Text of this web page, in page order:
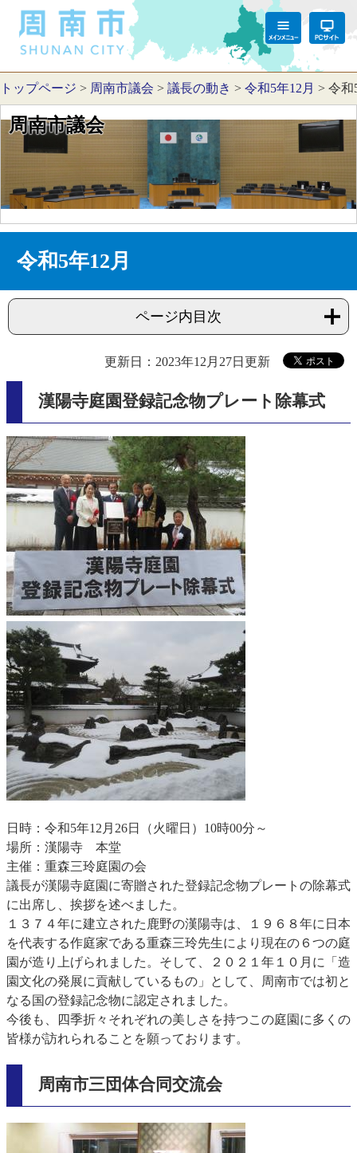
トップページ > 周南市議会 > 議長の動き > 令和5年12月 > 令和
周南市議会
令和5年12月
ページ内目次
更新日：2023年12月27日更新
漢陽寺庭園登録記念物プレート除幕式
日時：令和5年12月26日（火曜日）10時00分～
場所：漢陽寺 本堂
主催：重森三玲庭園の会
議長が漢陽寺庭園に寄贈された登録記念物プレートの除幕式
に出席し、挨拶を述べました。
１３７４年に建立された鹿野の漢陽寺は、１９６８年に日本
を代表する作庭家である重森三玲先生により現在の６つの庭
園が造り上げられました。そして、２０２１年１０月に「造
園文化の発展に貢献しているもの」として、周南市では初と
なる国の登録記念物に認定されました。
今後も、四季折々それぞれの美しさを持つこの庭園に多くの
皆様が訪れられることを願っております。
周南市三団体合同交流会